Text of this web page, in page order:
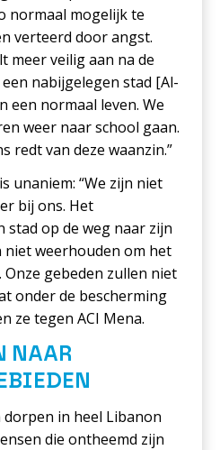
normaal mogelijk te
verteerd door angst.
meer veilig aan na de
nabijgelegen stad [Al-
een normaal leven. We
weer naar school gaan.
redt van deze waanzin.”
unaniem: “We zijn niet
bij ons. Het
stad op de weg naar zijn
niet weerhouden om het
gebeden zullen niet
onder de bescherming
ze tegen ACI Mena.
NAAR
in heel Libanon
die ontheemd zijn